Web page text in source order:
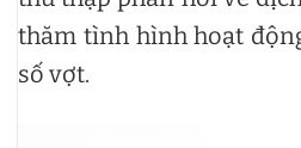
thăm tình hình hoạt
số vợt.